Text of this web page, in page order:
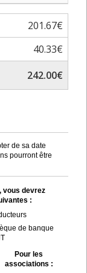
201.67€
40.33€
242.00€
de sa date
pourront être
vous devrez
:
de banque
Pour les
associations :